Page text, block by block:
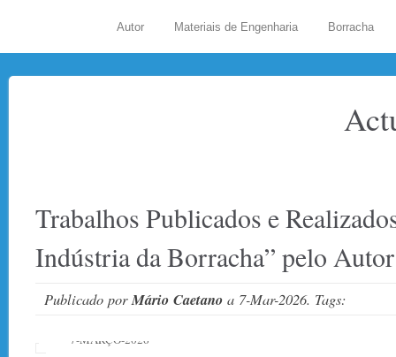
Autor Materiais de Engenharia Borracha
Trabalhos Publicados e
Indústria da Borracha” pelo Autor
Publicado porMário Caetano a 7-Mar-2026. Tags:
7-MARÇO-2026